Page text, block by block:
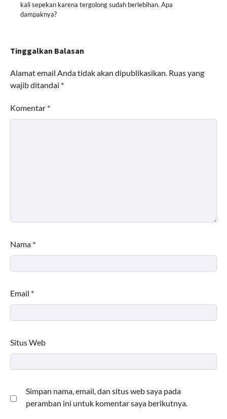
kali sepekan karena tergolong sudah berlebihan. Apa
dampaknya?
Tinggalkan Balasan
Alamat email Anda tidak akan dipublikasikan. Ruas yang
wajib ditandai *
Komentar *
Nama *
Email *
Situs Web
Simpan nama, email, dan situs web saya pada
peramban ini untuk komentar saya berikutnya.